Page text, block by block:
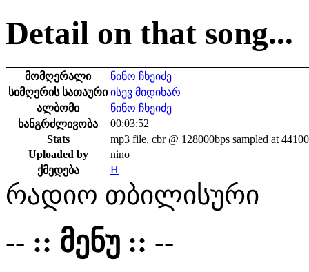
Detail on that song...
მომღერალი
ნინო ჩხეიძე
სიმღერის სათაური ისევ მიდიხარ
ალბომი
ნინო ჩხეიძე
ხანგრძლივობა
00:03:52
Stats
mp3 file, cbr @ 128000bps sampled at
Uploaded by
nino
ქმედება
H
რადიო თბილისური
-- :: მენუ :: --